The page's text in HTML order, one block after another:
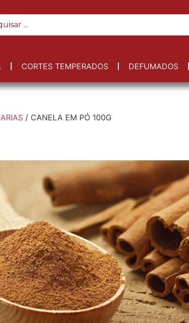
CORTES TEMPERADOS DEFUMADOS
/ CANELA EM PÓ 100G